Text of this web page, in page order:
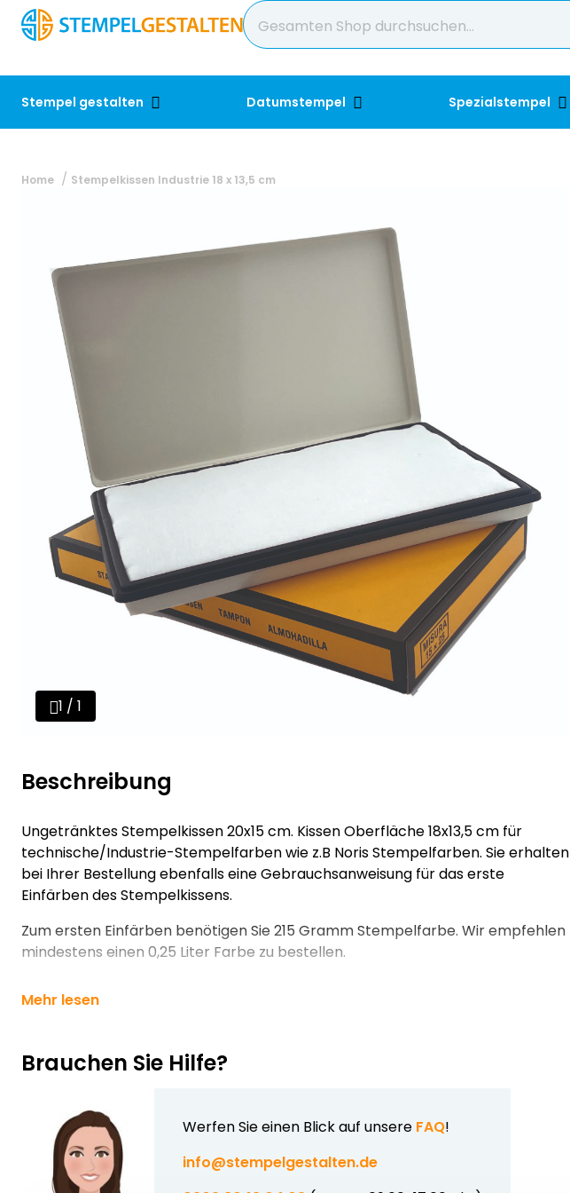
Stempel gestalten Datumstempel Spezialstempel
Home Stempelkissen Industrie 18 x 13,5 cm
1 / 1
Beschreibung
Ungetränktes Stempelkissen 20x15 cm. Kissen Oberfläche 18x13,5 cm für
technische/Industrie-Stempelfarben wie z.B Noris Stempelfarben. Sie erhalten
bei Ihrer Bestellung ebenfalls eine Gebrauchsanweisung für das erste
Einfärben des Stempelkissens.
Zum ersten Einfärben benötigen Sie 215 Gramm Stempelfarbe. Wir empfehlen
mindestens einen 0,25 Liter Farbe zu bestellen.
Mehr lesen
Brauchen Sie Hilfe?
Werfen Sie einen Blick auf unsere FAQ!
info@stempelgestalten.de